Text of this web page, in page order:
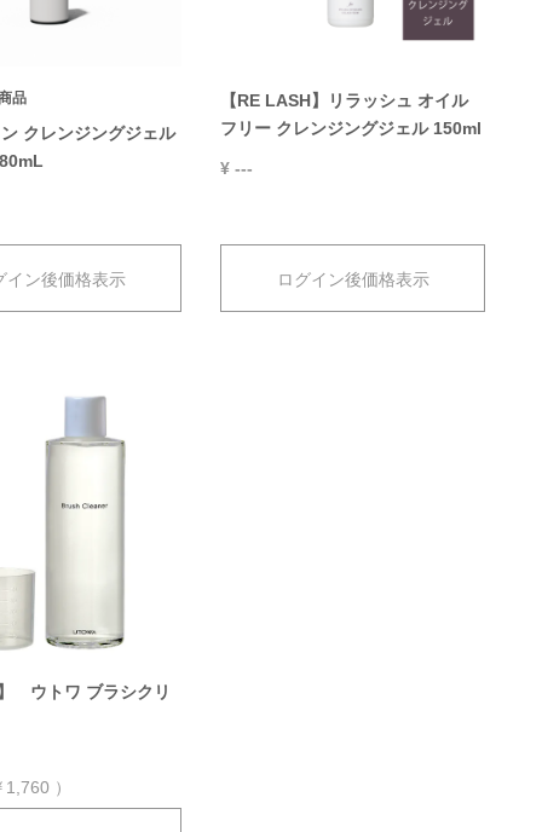
品
クレンジングジェル
イン後価格表示
【RE LASH】リラッシュ オイル
フリー クレンジングジェル 150ml
¥ ---
ログイン後価格表示
】 ウトワ ブラシクリ
1,760 ）